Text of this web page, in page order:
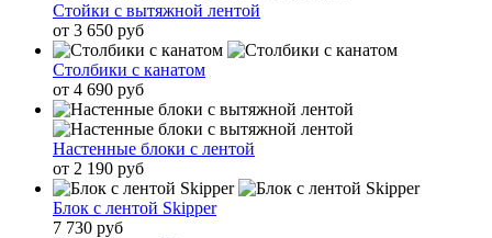
Стойки с вытяжной лентой
от 3 650 руб
Столбики с канатом
от 4 690 руб
Настенные блоки с лентой
от 2 190 руб
Блок с лентой Skipper
7 730 руб